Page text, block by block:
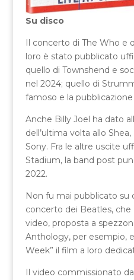
Su disco
Il concerto di The Who e
loro è stato pubblicato
quello di Townshend e
nel 2024; quello di
famoso e la
Anche Billy Joel ha dato
dell’ultima volta allo
Sony. Fra le altre uscite
Stadium, la band post
2022.
Non fu mai pubblicato su
concerto dei Beatles, che
video, proposta a
Anthology, per esempio,
Week” il film a loro
Il video commissionato